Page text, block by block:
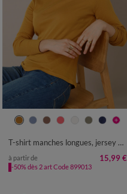
34/36 38/40 42/44
46/48
T-shirt manches longues, jersey en coton
à partir de 15,99 €
-50% dès 2 art Code 899013